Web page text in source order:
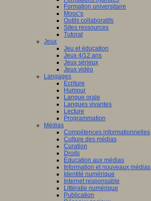
Formation universitaire
Mooc’s
Outils collaboratifs
Sites ressources
Tutorat
Jeux
Jeu et éducation
Jeux 4/12 ans
Jeux sérieux
Jeux vidéo
Langages
Ecriture
Humour
Langue orale
Langues vivantes
Lecture
Programmation
Médias
Compétences informationnelles
Culture des médias
Curation
Droits
Education aux médias
Information et nouveaux médias
Identité numérique
Internet responsable
Littératie numérique
Publication